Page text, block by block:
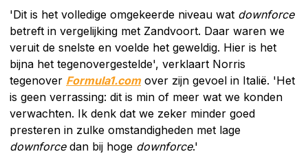
'Dit is het volledige omgekeerde niveau wat downforce
betreft in vergelijking met Zandvoort. Daar waren we
veruit de snelste en voelde het geweldig. Hier is het
bijna het tegenovergestelde', verklaart Norris
tegenover Formula1.com over zijn gevoel in Italië. 'Het
is geen verrassing: dit is min of meer wat we konden
verwachten. Ik denk dat we zeker minder goed
presteren in zulke omstandigheden met lage
downforce dan bij hoge downforce.'